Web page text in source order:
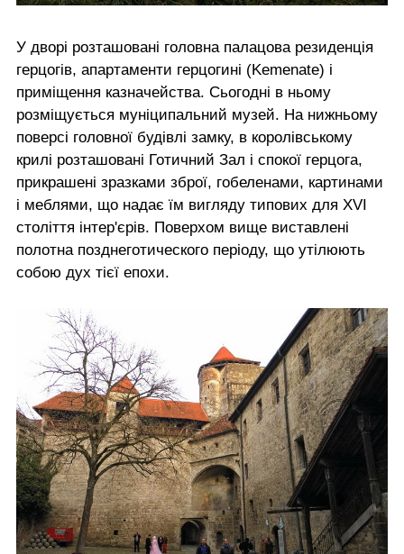
У дворі розташовані головна палацова резиденція
герцогів, апартаменти герцогині (Kemenate) і
приміщення казначейства. Сьогодні в ньому
розміщується муніципальний музей. На нижньому
поверсі головної будівлі замку, в королівському
крилі розташовані Готичний Зал і спокої герцога,
прикрашені зразками зброї, гобеленами, картинами
і меблями, що надає їм вигляду типових для XVI
століття інтер'єрів. Поверхом вище виставлені
полотна позднеготического періоду, що утілюють
собою дух тієї епохи.